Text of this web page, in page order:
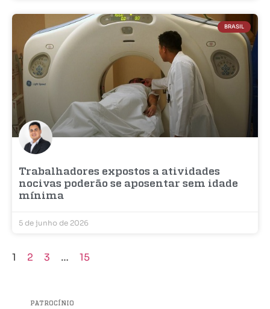
BRASIL
Trabalhadores expostos a atividades
nocivas poderão se aposentar sem idade
mínima
5 de junho de 2026
1 2 3 … 15
PATROCÍNIO